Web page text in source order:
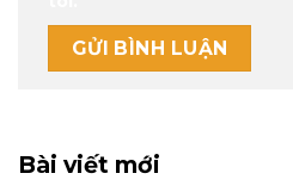
Bài viết mới